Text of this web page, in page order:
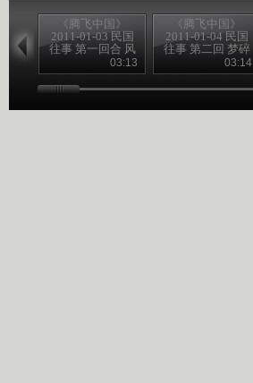
《腾飞中国》
2011-01-03 民国
往事 第一回合 风
雨飘摇季03:13
《腾飞中国》
2011-01-04 民国
往事 第二回 梦碎
03:14